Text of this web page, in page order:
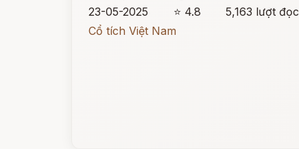
23-05-2025
⭐ 4.8
5,163 lượt đọc
Cổ tích Việt Nam